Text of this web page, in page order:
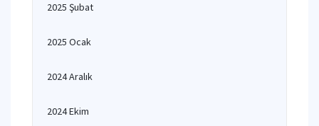
2025 Şubat
2025 Ocak
2024 Aralık
2024 Ekim